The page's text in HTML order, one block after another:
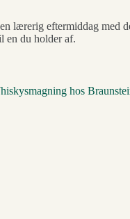
lærerig eftermiddag med
en du holder af.